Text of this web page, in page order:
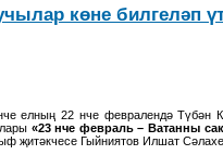
көне билгеләп
елның 22 нче февралендә Түбән
«23 нче февраль – Ватанны
җитәкчесе Гыйниятов Илшат